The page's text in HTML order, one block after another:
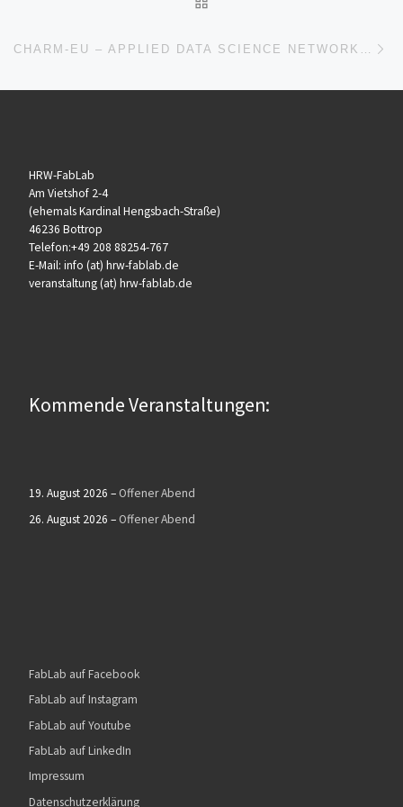
HRW-FabLab
Am Vietshof 2-4
(ehemals Kardinal Hengsbach-Straße)
46236 Bottrop
Telefon:+49 208 88254-767
E-Mail: info (at) hrw-fablab.de
veranstaltung (at) hrw-fablab.de
Kommende Veranstaltungen:
19. August 2026 – Offener Abend
26. August 2026 – Offener Abend
FabLab auf Facebook
FabLab auf Instagram
FabLab auf Youtube
FabLab auf LinkedIn
Impressum
Datenschutzerklärung